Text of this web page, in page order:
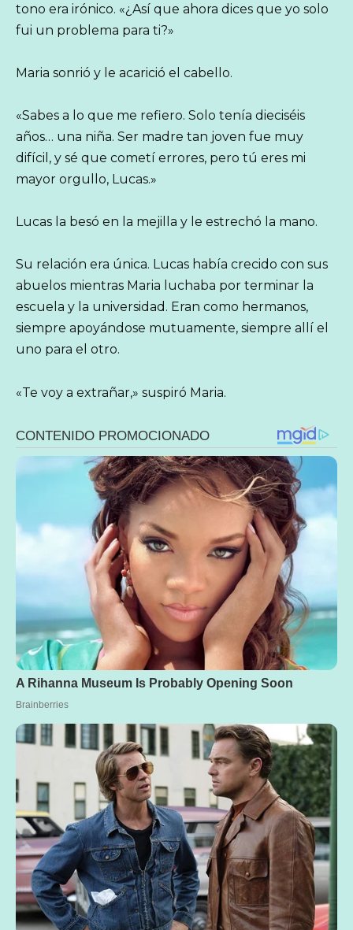
tono era irónico. «¿Así que ahora dices que yo solo
fui un problema para ti?»
Maria sonrió y le acarició el cabello.
«Sabes a lo que me refiero. Solo tenía dieciséis
años… una niña. Ser madre tan joven fue muy
difícil, y sé que cometí errores, pero tú eres mi
mayor orgullo, Lucas.»
Lucas la besó en la mejilla y le estrechó la mano.
Su relación era única. Lucas había crecido con sus
abuelos mientras Maria luchaba por terminar la
escuela y la universidad. Eran como hermanos,
siempre apoyándose mutuamente, siempre allí el
uno para el otro.
«Te voy a extrañar,» suspiró Maria.